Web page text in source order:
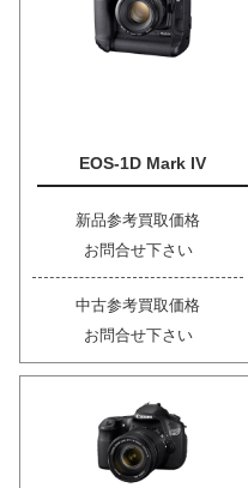
EOS-1D Mark IV
新品参考買取価格
お問合せ下さい
中古参考買取価格
お問合せ下さい